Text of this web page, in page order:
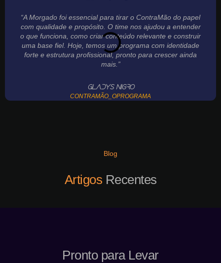
“A Morgado foi essencial para tirar o ContraMão do papel
com qualidade e propósito. O time nos ajudou a entender
o que funciona, como criar conteúdo relevante e construir
uma base fiel. Hoje, temos um programa com identidade
forte e estrutura profissional, pronto para crescer ainda
mais.”
Gladys Nigro
CONTRAMÃO_OPROGRAMA
Blog
Artigos Recentes
Pronto para Levar